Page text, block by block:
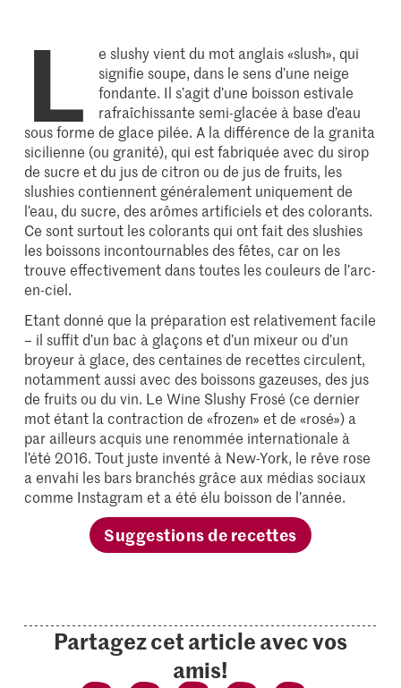
L
e slushy vient du mot anglais «slush», qui
signifie soupe, dans le sens d’une neige
fondante. Il s’agit d’une boisson estivale
rafraîchissante semi-glacée à base d’eau
sous forme de glace pilée. A la différence de la granita
sicilienne (ou granité), qui est fabriquée avec du sirop
de sucre et du jus de citron ou de jus de fruits, les
slushies contiennent généralement uniquement de
l’eau, du sucre, des arômes artificiels et des colorants.
Ce sont surtout les colorants qui ont fait des slushies
les boissons incontournables des fêtes, car on les
trouve effectivement dans toutes les couleurs de l’arc-
en-ciel.
Etant donné que la préparation est relativement facile
– il suffit d’un bac à glaçons et d’un mixeur ou d’un
broyeur à glace, des centaines de recettes circulent,
notamment aussi avec des boissons gazeuses, des jus
de fruits ou du vin. Le Wine Slushy Frosé (ce dernier
mot étant la contraction de «frozen» et de «rosé») a
par ailleurs acquis une renommée internationale à
l’été 2016. Tout juste inventé à New-York, le rêve rose
a envahi les bars branchés grâce aux médias sociaux
comme Instagram et a été élu boisson de l’année.
Suggestions de recettes
Partagez cet article avec vos
amis!